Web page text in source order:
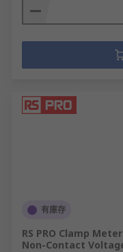
有庫存
RS PRO Clamp
Non-Contact